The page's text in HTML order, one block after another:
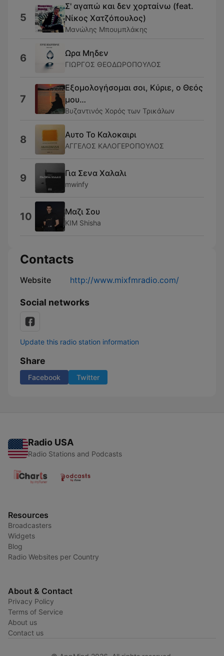
5
Σ' αγαπώ και δεν χορταίνω (feat.
Νίκος Χατζόπουλος)
Μανώλης Μπουμπλάκης
6 Ωρα Μηδεν
ΓΙΩΡΓΟΣ ΘΕΟΔΩΡΟΠΟΥΛΟΣ
7
Εξομολογήσομαι σοι, Κύριε, ο Θεός
μου…
Βυζαντινός Χορός των Τρικάλων
8 Αυτο Το Καλοκαιρι
ΑΓΓΕΛΟΣ ΚΑΛΟΓΕΡΟΠΟΥΛΟΣ
9 Για Σενα Χαλαλι
mwinfy
10 Μαζι Σου
KIM Shisha
Contacts
Website http://www.mixfmradio.com/
Social networks
Update this radio station information
Share
Facebook Twitter
Radio USA
Radio Stations and Podcasts
Resources
Broadcasters
Widgets
Blog
Radio Websites per Country
About & Contact
Privacy Policy
Terms of Service
About us
Contact us